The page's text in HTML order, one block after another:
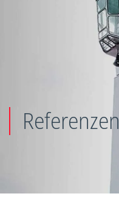
Referenzen